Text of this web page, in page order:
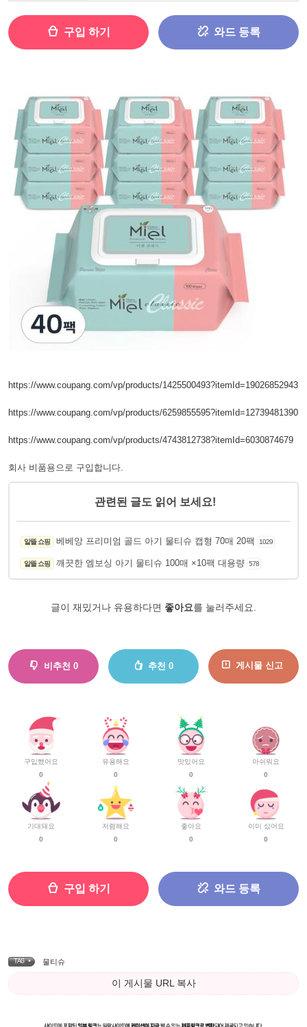
구입 하기 와드 등록
https://www.coupang.com/vp/products/1425500493?itemId=19026852943
https://www.coupang.com/vp/products/6259855595?itemId=12739481390
https://www.coupang.com/vp/products/4743812738?itemId=6030874679
회사 비품용으로 구입합니다.
관련된 글도 읽어 보세요!
알뜰 쇼핑 베베앙 프리미엄 골드 아기 물티슈 캡형 70매 20팩 1029
알뜰 쇼핑 깨끗한 엠보싱 아기 물티슈 100매 ×10팩 대용량 578
글이 재밌거나 유용하다면 좋아요를 눌러주세요.
비추천 0 추천 0 게시물 신고
구입했어요
0
기대돼요
0
유용해요
0
저렴해요
0
맛있어요
0
좋아요
0
아쉬워요
0
이미 샀어요
0
구입 하기 와드 등록
TAG • 물티슈
이 게시물 URL 복사